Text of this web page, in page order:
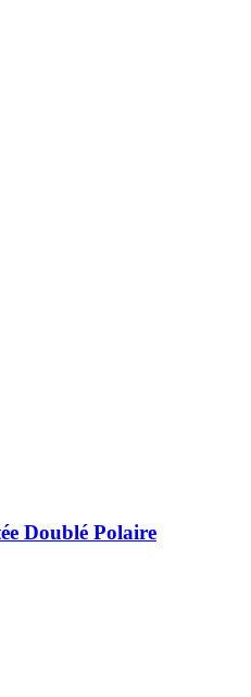
Doublé Polaire